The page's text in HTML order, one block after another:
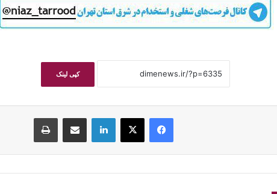
کپی لینک
فیسبوکایکس لینکداین اشتراک گذاری با ایمیل چاپ